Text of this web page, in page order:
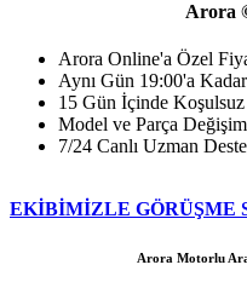
Arora
Arora Online'a Özel
Aynı Gün 19:00'a
15 Gün İçinde Koşulsuz
Model ve Parça
7/24 Canlı Uzman
EKİBİMİZLE
Arora Motorlu